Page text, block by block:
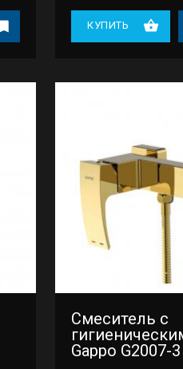
КУПИТЬ
Смеситель с
Gappo G2007-3